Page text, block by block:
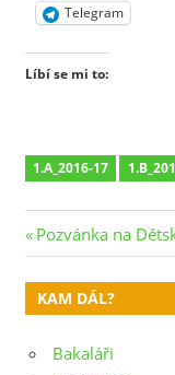
Telegram
Líbí se mi to:
1.A_2016-17
Navigace
pro
příspěvek
Previous
Post:
Pozvánka na
KAM DÁL?
Bakaláři